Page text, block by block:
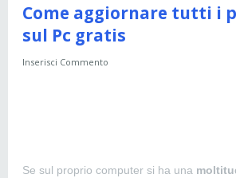
Come aggiornare tutti i
sul Pc gratis
Inserisci Commento
Se sul proprio computer si ha una